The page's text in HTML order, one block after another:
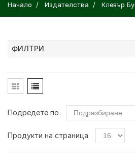
Начало Издателства Клевър
ФИЛТРИ
Подредете по
Продукти на страница